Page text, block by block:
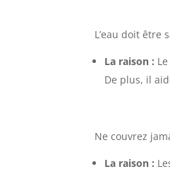
L’eau doit être
La raison :
De plus, il
Ne couvrez
La raison :